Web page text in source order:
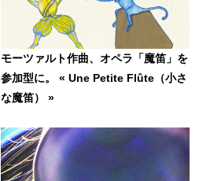
モーツァルト作曲、オペラ「魔笛」を
参加型に。 « Une Petite Flûte（小さ
な魔笛） »